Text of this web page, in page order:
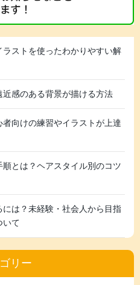
ストを使ったわかりやすい解
感のある背景が描ける方法
向けの練習やイラストが上達
とは？ヘアスタイル別のコツ
は？未経験・社会人から目指
いて
リー